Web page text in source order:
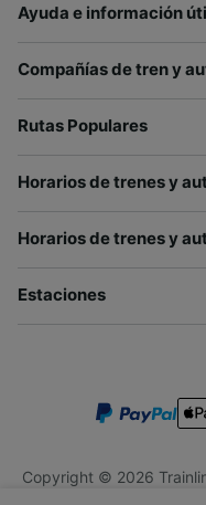
Ayuda e información
Compañías de tren y
Rutas Populares
Horarios de trenes y
Horarios de trenes y
Estaciones
Copyright © 2026